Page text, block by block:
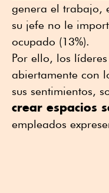
genera el trabajo,
su jefe no le
ocupado (13%).
Por ello, los
abiertamente con
sus sentimientos,
crear espacios
empleados